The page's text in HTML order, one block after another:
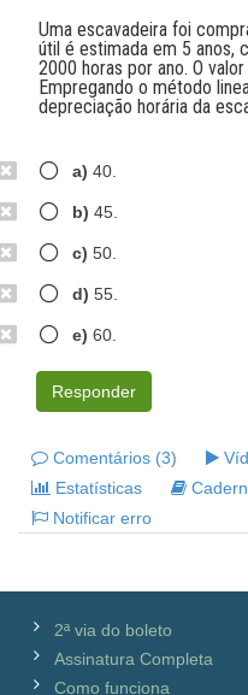
Uma escavadeira foi
útil é estimada em 5 anos,
2000 horas por ano. O
Empregando o método
depreciação horária da
a) 40.
b) 45.
c) 50.
d) 55.
e) 60.
Responder
Comentários (3)
Estatísticas
Notificar erro
2ª via do boleto
Assinatura Completa
Como funciona